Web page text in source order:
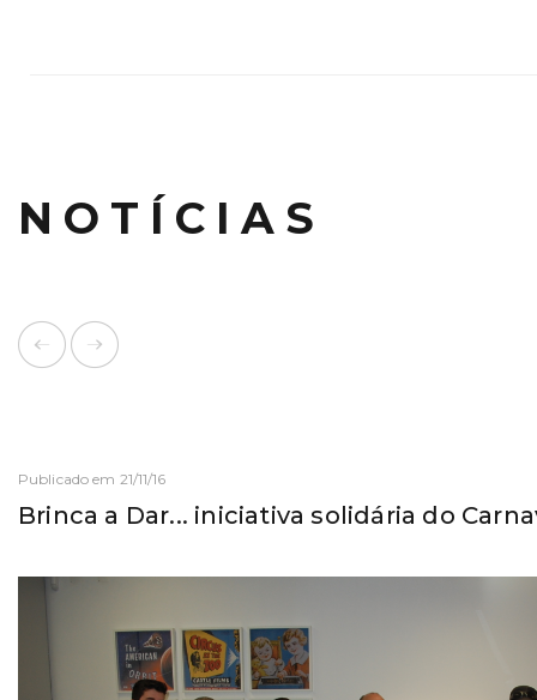
NOTÍCIAS
Publicado em 21/11/16
Brinca a Dar... iniciativa solidária do